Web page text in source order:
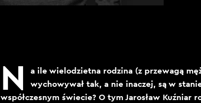
N
a ile wielodzietna rodzina (z przewagą
wychowywał tak, a nie inaczej, są w
współczesnym świecie? O tym Jarosław Kuźniar